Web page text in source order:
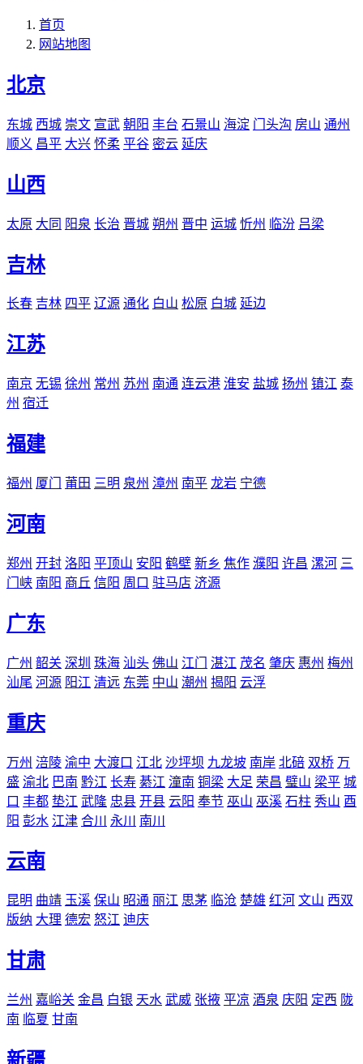
首页
网站地图
北京
东城 西城 崇文 宣武 朝阳 丰台 石景山 海淀 门头沟 房山 通州
顺义 昌平 大兴 怀柔 平谷 密云 延庆
山西
太原 大同 阳泉 长治 晋城 朔州 晋中 运城 忻州 临汾 吕梁
吉林
长春 吉林 四平 辽源 通化 白山 松原 白城 延边
江苏
南京 无锡 徐州 常州 苏州 南通 连云港 淮安 盐城 扬州 镇江 泰
州 宿迁
福建
福州 厦门 莆田 三明 泉州 漳州 南平 龙岩 宁德
河南
郑州 开封 洛阳 平顶山 安阳 鹤壁 新乡 焦作 濮阳 许昌 漯河 三
门峡 南阳 商丘 信阳 周口 驻马店 济源
广东
广州 韶关 深圳 珠海 汕头 佛山 江门 湛江 茂名 肇庆 惠州 梅州
汕尾 河源 阳江 清远 东莞 中山 潮州 揭阳 云浮
重庆
万州 涪陵 渝中 大渡口 江北 沙坪坝 九龙坡 南岸 北碚 双桥 万
盛 渝北 巴南 黔江 长寿 綦江 潼南 铜梁 大足 荣昌 璧山 梁平 城
口 丰都 垫江 武隆 忠县 开县 云阳 奉节 巫山 巫溪 石柱 秀山 酉
阳 彭水 江津 合川 永川 南川
云南
昆明 曲靖 玉溪 保山 昭通 丽江 思茅 临沧 楚雄 红河 文山 西双
版纳 大理 德宏 怒江 迪庆
甘肃
兰州 嘉峪关 金昌 白银 天水 武威 张掖 平凉 酒泉 庆阳 定西 陇
南 临夏 甘南